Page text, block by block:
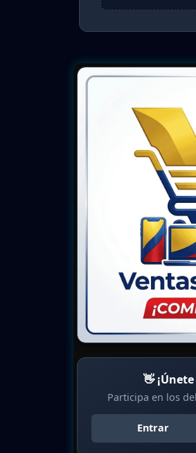
👋
Participa en los
Entrar